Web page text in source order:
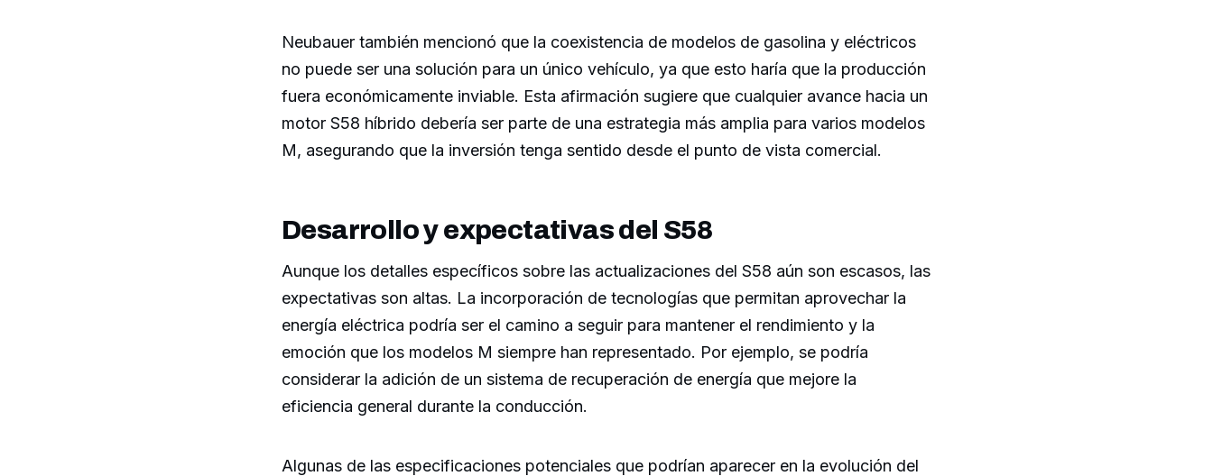
Neubauer también mencionó que la coexistencia de modelos de gasolina y eléctricos
no puede ser una solución para un único vehículo, ya que esto haría que la producción
fuera económicamente inviable. Esta afirmación sugiere que cualquier avance hacia un
motor S58 híbrido debería ser parte de una estrategia más amplia para varios modelos
M, asegurando que la inversión tenga sentido desde el punto de vista comercial.
Desarrollo y expectativas del S58
Aunque los detalles específicos sobre las actualizaciones del S58 aún son escasos, las
expectativas son altas. La incorporación de tecnologías que permitan aprovechar la
energía eléctrica podría ser el camino a seguir para mantener el rendimiento y la
emoción que los modelos M siempre han representado. Por ejemplo, se podría
considerar la adición de un sistema de recuperación de energía que mejore la
eficiencia general durante la conducción.
Algunas de las especificaciones potenciales que podrían aparecer en la evolución del